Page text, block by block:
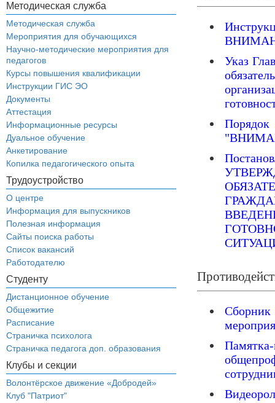
Методическая служба
Методическая служба
Мероприятия для обучающихся
Научно-методические мероприятия для
педагогов
Курсы повышения квалификации
Инструкции ГИС ЭО
Документы
Аттестация
Информационные ресурсы
Дуальное обучение
Анкетирование
Копилка педагогического опыта
Трудоустройство
О центре
Информация для выпускников
Полезная информация
Сайты поиска работы
Список вакансий
Работодателю
Студенту
Дистанционное обучение
Общежитие
Расписание
Страничка психолога
Страничка педагога доп. образования
Клубы и секции
Волонтёрское движение «Добродей»
Клуб "Патриот"
Указ